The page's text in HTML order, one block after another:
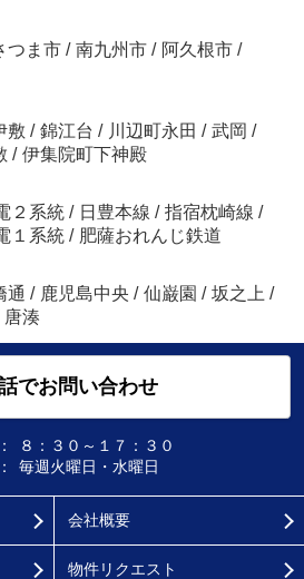
つま市 / 南九州市 / 阿久根市 /
敷 / 錦江台 / 川辺町永田 / 武岡 /
/ 伊集院町下神殿
２系統 / 日豊本線 / 指宿枕崎線 /
１系統 / 肥薩おれんじ鉄道
通 / 鹿児島中央 / 仙巌園 / 坂之上 /
唐湊
でお問い合わせ
８：３０～１７：３０
毎週火曜日・水曜日
会社概要
物件リクエスト